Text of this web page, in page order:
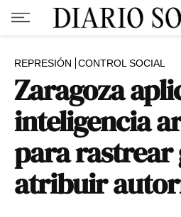
REPRESIÓN CONTROL SOCIAL
Zaragoza
inteligencia
para
atribuir